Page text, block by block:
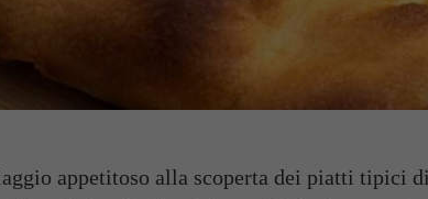
appetitoso alla scoperta dei piatti tipici